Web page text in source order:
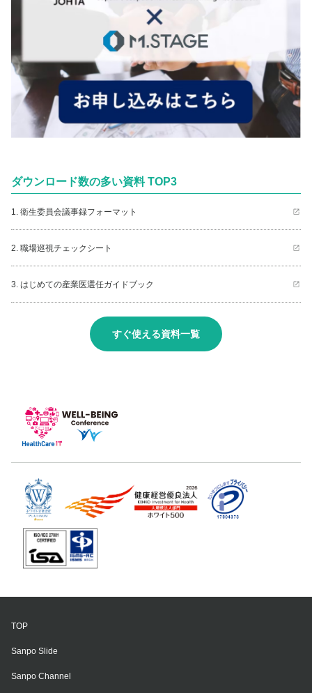
ダウンロード数の多い資料 TOP3
1. 衛生委員会議事録フォーマット
2. 職場巡視チェックシート
3. はじめての産業医選任ガイドブック
すぐ使える資料一覧
TOP
Sanpo Slide
Sanpo Channel